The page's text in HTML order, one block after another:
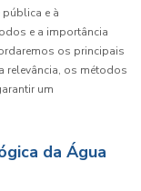
pública e à
e a importância
os principais
relevância, os métodos
um
da Água